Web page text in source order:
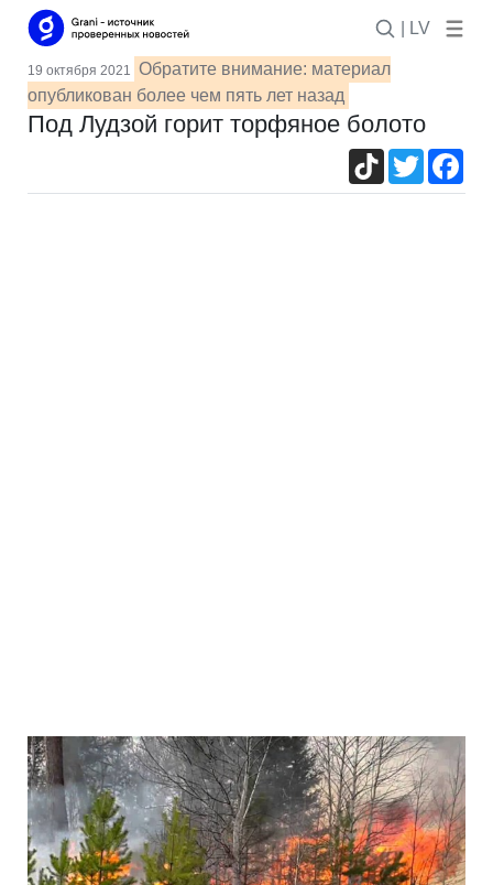
| LV
19 октября 2021 Обратите внимание: материал
опубликован более чем пять лет назад
Под Лудзой горит торфяное болото
TikTokTwitter